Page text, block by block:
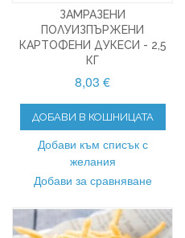
ЗАМРАЗЕНИ
ПОЛУИЗПЪРЖЕНИ
КАРТОФЕНИ ДУКЕСИ - 2,5
КГ
8,03 €
ДОБАВИ В КОШНИЦАТА
Добави към списък с
желания
Добави за сравняване